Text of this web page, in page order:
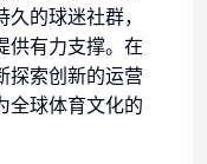
的球迷社群，
供有力支撑。在
探索创新的运营
全球体育文化的